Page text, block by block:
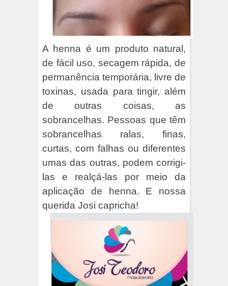
A henna é um produto natural,
de fácil uso, secagem rápida, de
permanência temporária, livre de
toxinas, usada para tingir, além
de outras coisas, as
sobrancelhas. Pessoas que têm
sobrancelhas ralas, finas,
curtas, com falhas ou diferentes
umas das outras, podem corrigi-
las e realçá-las por meio da
aplicação de henna. E nossa
querida Josi capricha!